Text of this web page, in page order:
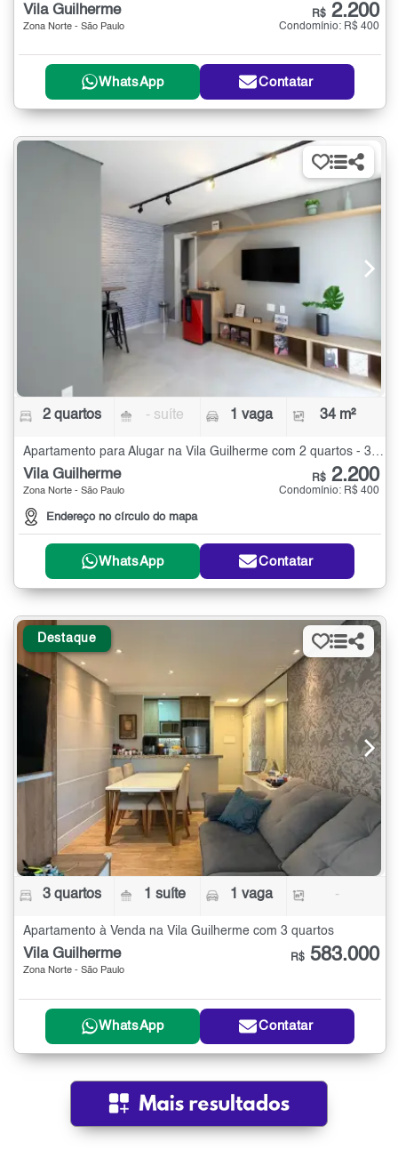
Vila Guilherme
Zona Norte - São Paulo
R$ 2.200
Condomínio: R$ 400
WhatsApp Contatar
2 quartos - suíte 1 vaga 34 m²
Apartamento para Alugar na Vila Guilherme com 2 quartos - 34 m²
Vila Guilherme
Zona Norte - São Paulo
Endereço no círculo do mapa
R$ 2.200
Condomínio: R$ 400
WhatsApp Contatar
Destaque
3 quartos 1 suíte 1 vaga -
Apartamento à Venda na Vila Guilherme com 3 quartos
Vila Guilherme
Zona Norte - São Paulo
R$ 583.000
WhatsApp Contatar